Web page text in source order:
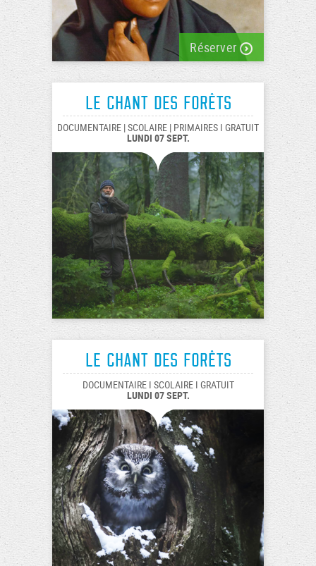
Réserver
Le chant des forêts
DOCUMENTAIRE | SCOLAIRE | PRIMAIRES I GRATUIT
LUNDI 07 SEPT.
Le chant des forêts
DOCUMENTAIRE I SCOLAIRE I GRATUIT
LUNDI 07 SEPT.